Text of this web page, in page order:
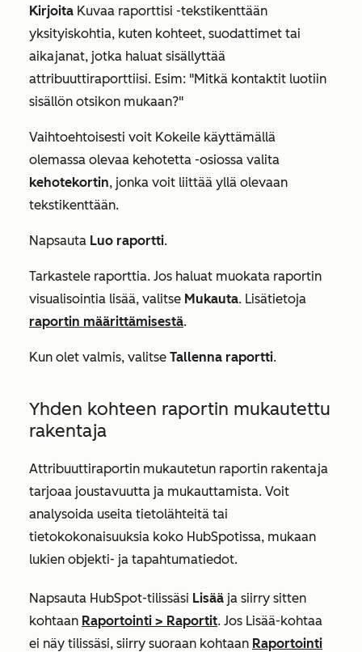
Kirjoita Kuvaa raporttisi -tekstikenttään
yksityiskohtia, kuten kohteet, suodattimet tai
aikajanat, jotka haluat sisällyttää
attribuuttiraporttiisi. Esim: "Mitkä kontaktit luotiin
sisällön otsikon mukaan?"
Vaihtoehtoisesti voit Kokeile käyttämällä
olemassa olevaa kehotetta -osiossa valita
kehotekortin, jonka voit liittää yllä olevaan
tekstikenttään.
Napsauta Luo raportti.
Tarkastele raporttia. Jos haluat muokata raportin
visualisointia lisää, valitse Mukauta. Lisätietoja
raportin määrittämisestä.
Kun olet valmis, valitse Tallenna raportti.
Yhden kohteen raportin mukautettu
rakentaja
Attribuuttiraportin mukautetun raportin rakentaja
tarjoaa joustavuutta ja mukauttamista. Voit
analysoida useita tietolähteitä tai
tietokokonaisuuksia koko HubSpotissa, mukaan
lukien objekti- ja tapahtumatiedot.
Napsauta HubSpot-tilissäsi Lisää ja siirry sitten
kohtaan Raportointi > Raportit. Jos Lisää-kohtaa
ei näy tilissäsi, siirry suoraan kohtaan Raportointi